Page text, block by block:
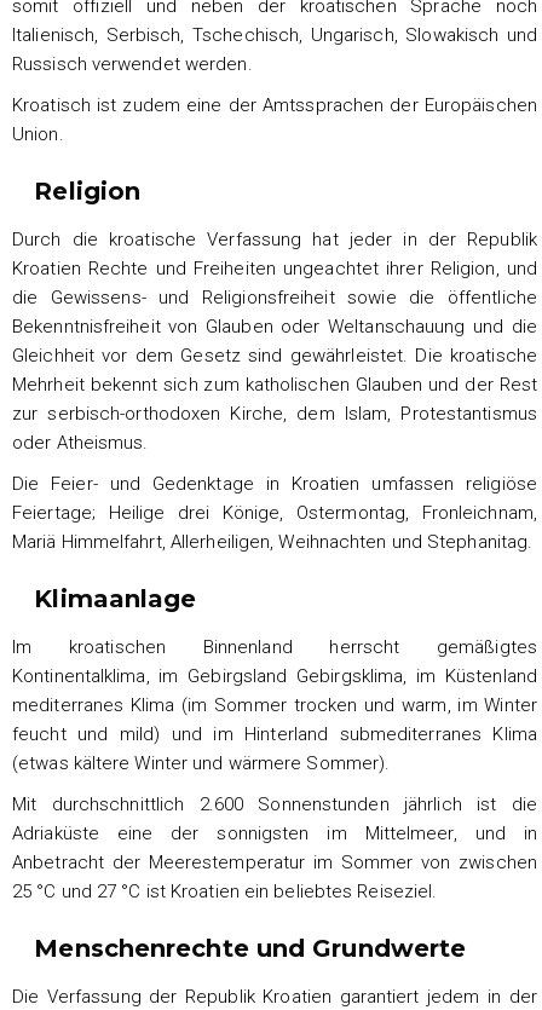
somit offiziell und neben der kroatischen Sprache noch
Italienisch, Serbisch, Tschechisch, Ungarisch, Slowakisch und
Russisch verwendet werden.
Kroatisch ist zudem eine der Amtssprachen der Europäischen
Union.
Religion
Durch die kroatische Verfassung hat jeder in der Republik
Kroatien Rechte und Freiheiten ungeachtet ihrer Religion, und
die Gewissens- und Religionsfreiheit sowie die öffentliche
Bekenntnisfreiheit von Glauben oder Weltanschauung und die
Gleichheit vor dem Gesetz sind gewährleistet. Die kroatische
Mehrheit bekennt sich zum katholischen Glauben und der Rest
zur serbisch-orthodoxen Kirche, dem Islam, Protestantismus
oder Atheismus.
Die Feier- und Gedenktage in Kroatien umfassen religiöse
Feiertage; Heilige drei Könige, Ostermontag, Fronleichnam,
Mariä Himmelfahrt, Allerheiligen, Weihnachten und Stephanitag.
Klimaanlage
Im kroatischen Binnenland herrscht gemäßigtes
Kontinentalklima, im Gebirgsland Gebirgsklima, im Küstenland
mediterranes Klima (im Sommer trocken und warm, im Winter
feucht und mild) und im Hinterland submediterranes Klima
(etwas kältere Winter und wärmere Sommer).
Mit durchschnittlich 2.600 Sonnenstunden jährlich ist die
Adriaküste eine der sonnigsten im Mittelmeer, und in
Anbetracht der Meerestemperatur im Sommer von zwischen
25 °C und 27 °C ist Kroatien ein beliebtes Reiseziel.
Menschenrechte und Grundwerte
Die Verfassung der Republik Kroatien garantiert jedem in der